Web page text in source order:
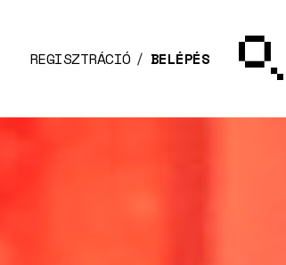
REGISZTRÁCIÓ BELÉPÉS